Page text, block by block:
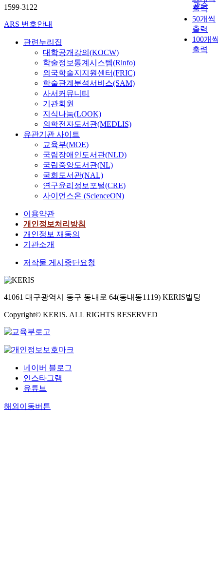
관순
출력
50개씩
출력
100개
출력
1599-3122
ARS 번호안내
관련누리집
대학공개강의(KOCW)
학술정보통계시스템(Rinfo)
외국학술지지원센터(FRIC)
학술관계분석서비스(SAM)
사서커뮤니티
기관회원
지식나눔(LOOK)
의학전자도서관(MEDLIS)
유관기관 사이트
교육부(MOE)
국립장애인도서관(NLD)
국립중앙도서관(NL)
국회도서관(NAL)
연구윤리정보포털(CRE)
사이언스온 (ScienceON)
이용약관
개인정보처리방침
개인정보 재동의
기관소개
저작물 게시중단요청
41061 대구광역시 동구 동내로 64(동내동1119) KERIS빌딩
Copyright© KERIS. ALL RIGHTS RESERVED
네이버 블로그
인스타그램
유튜브
해외이동버튼